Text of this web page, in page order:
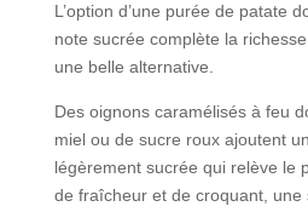
L’option d’une purée de patate
note sucrée complète la
une belle alternative.
Des oignons caramélisés à feu
miel ou de sucre roux ajoutent
légèrement sucrée qui relève le
de fraîcheur et de croquant, une